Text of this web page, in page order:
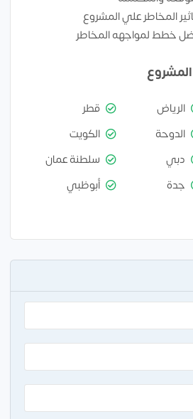
المخاطر علي المشروع
خطط لمواجهه المخاطر
الرياض
قطر
الدوحة
الكويت
دبي
سلطنة عمان
جدة أبوظبي